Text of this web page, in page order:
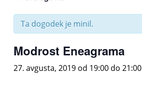
Ta dogodek je minil.
Modrost Eneagrama
27. avgusta, 2019 od 19:00 do 21:00